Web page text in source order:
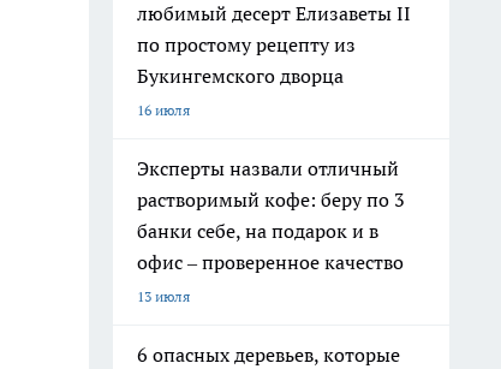
любимый десерт Елизаветы II
по простому рецепту из
Букингемского дворца
16 июля
Эксперты назвали отличный
растворимый кофе: беру по 3
банки себе, на подарок и в
офис – проверенное качество
13 июля
6 опасных деревьев, которые